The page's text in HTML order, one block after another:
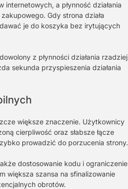
a płynność działania
Gdy strona działa
je do koszyka bez irytujących
z płynności działania rzadziej
sekunda przyspieszenia działania
większe znaczenie. Użytkownicy
cierpliwość oraz słabsze łącze
prowadzić do porzucenia strony.
dostosowanie kodu i ograniczenie
większa szansa na sfinalizowanie
obrotów.